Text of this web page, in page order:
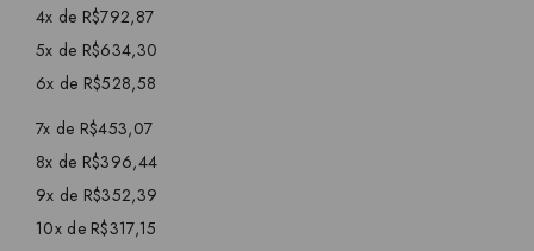
4x de R$792,87
5x de R$634,30
6x de R$528,58
7x de R$453,07
8x de R$396,44
9x de R$352,39
10x de R$317,15